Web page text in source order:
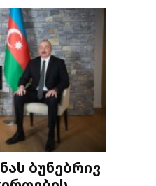
ბუნებრივ